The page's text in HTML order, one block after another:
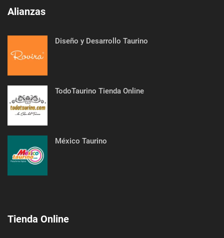
Alianzas
Diseño y Desarrollo Taurino
TodoTaurino Tienda Online
México Taurino
Tienda Online